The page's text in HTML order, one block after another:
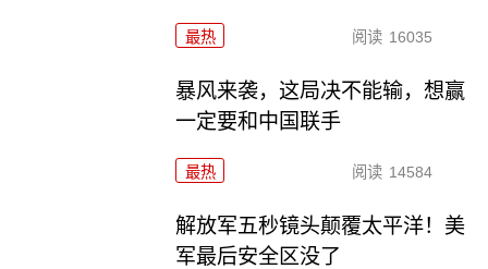
最热 阅读 16035
暴风来袭，这局决不能输，想赢
一定要和中国联手
最热 阅读 14584
解放军五秒镜头颠覆太平洋！美
军最后安全区没了